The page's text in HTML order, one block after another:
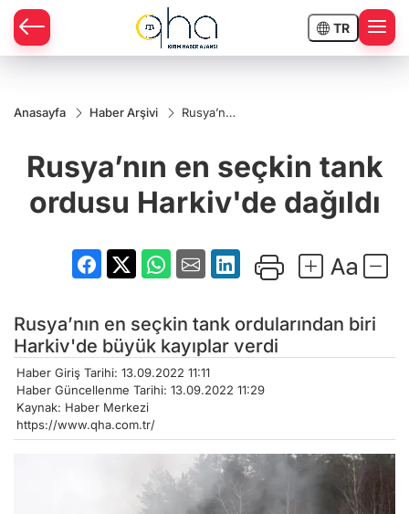
TR
Anasayfa Haber Arşivi
Rusya’nın
ordusu
dağıldı
Rusya’nın en seçkin tank
ordusu Harkiv'de dağıldı
Rusya’nın en seçkin tank ordularından biri
Harkiv'de büyük kayıplar verdi
Haber Giriş Tarihi: 13.09.2022 11:11
Haber Güncellenme Tarihi: 13.09.2022 11:29
Kaynak: Haber Merkezi
https://www.qha.com.tr/